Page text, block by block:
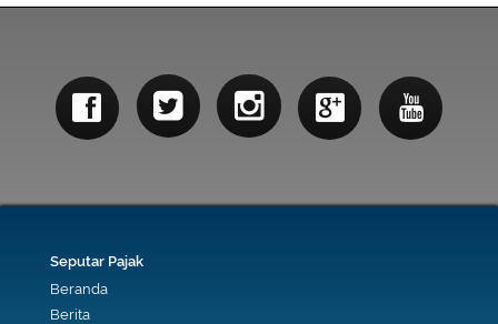
Seputar Pajak
Beranda
Berita